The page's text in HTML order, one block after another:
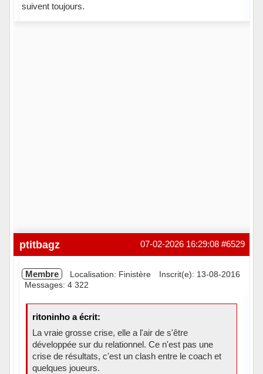
suivent toujours.
#6529
07-02-2026 16:29:08
ptitbagz
Membre Localisation: Finistère
Inscrit(e): 13-08-2016
Messages: 4 322
ritoninho a écrit:
La vraie grosse crise, elle a l'air de s'être
développée sur du relationnel. Ce n'est pas une
crise de résultats, c'est un clash entre le coach et
quelques joueurs.